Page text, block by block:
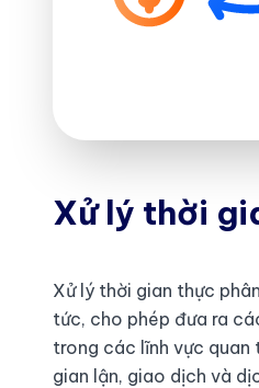
Xử lý thời
Xử lý thời gian thực
tức, cho phép đưa ra
trong các lĩnh vực quan
gian lận, giao dịch và